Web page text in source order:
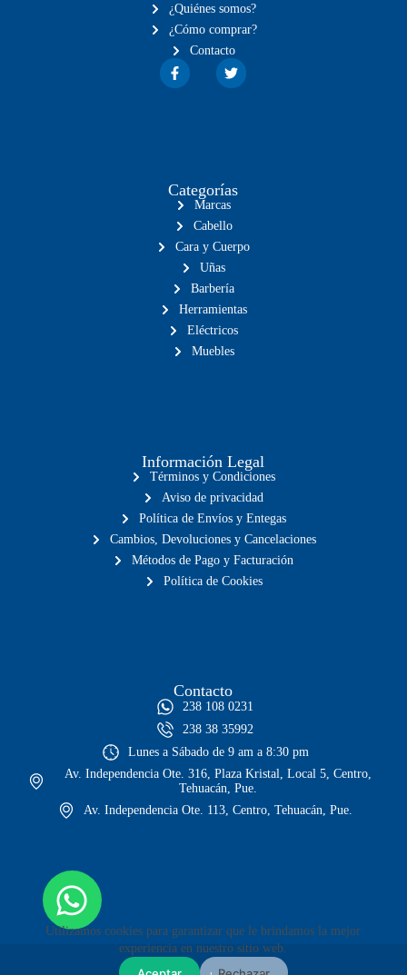
Utilizamos cookies para garantizar que le brindamos la mejor
experiencia en nuestro sitio web.
¿Quiénes somos?
¿Cómo comprar?
Contacto
Categorías
Marcas
Cabello
Cara y Cuerpo
Uñas
Barbería
Herramientas
Eléctricos
Muebles
Información Legal
Términos y Condiciones
Aviso de privacidad
Política de Envíos y Entegas
Cambios, Devoluciones y Cancelaciones
Métodos de Pago y Facturación
Política de Cookies
Contacto
238 108 0231
238 38 35992
Lunes a Sábado de 9 am a 8:30 pm
Av. Independencia Ote. 316, Plaza Kristal, Local 5, Centro,
Tehuacán, Pue.
Av. Independencia Ote. 113, Centro, Tehuacán, Pue.